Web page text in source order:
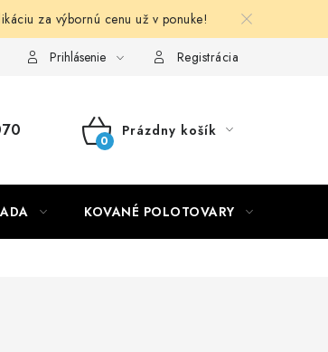
za výbornú cenu už v ponuke!
podmienkyPrihlásenie Registrácia
NÁKUPNÝ
Prázdny košík
KOVANÉ POLOTOVARY